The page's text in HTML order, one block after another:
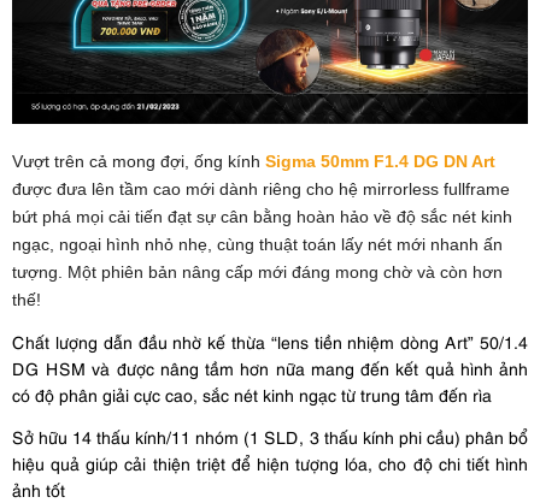
Vượt trên cả mong đợi, ống kính Sigma 50mm F1.4 DG DN Art
được đưa lên tầm cao mới dành riêng cho hệ mirrorless fullframe
bứt phá mọi cải tiến đạt sự cân bằng hoàn hảo về độ sắc nét kinh
ngạc, ngoại hình nhỏ nhẹ, cùng thuật toán lấy nét mới nhanh ấn
tượng. Một phiên bản nâng cấp mới đáng mong chờ và còn hơn
thế!
Chất lượng dẫn đầu nhờ kế thừa “lens tiền nhiệm dòng Art” 50/1.4
DG HSM và được nâng tầm hơn nữa mang đến kết quả hình ảnh
có độ phân giải cực cao, sắc nét kinh ngạc từ trung tâm đến rìa
Sở hữu 14 thấu kính/11 nhóm (1 SLD, 3 thấu kính phi cầu) phân bổ
hiệu quả giúp cải thiện triệt để hiện tượng lóa, cho độ chi tiết hình
ảnh tốt